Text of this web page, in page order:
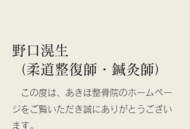
野口滉生
（柔道整復師・鍼灸師）
この度は、あきほ整骨院のホームペー
ジをご覧いただき誠にありがとうござい
ます。